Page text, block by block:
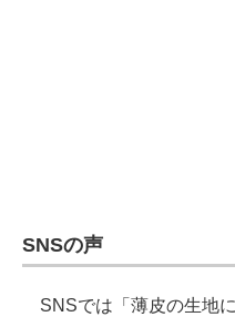
SNSの声
SNSでは「薄皮の生地